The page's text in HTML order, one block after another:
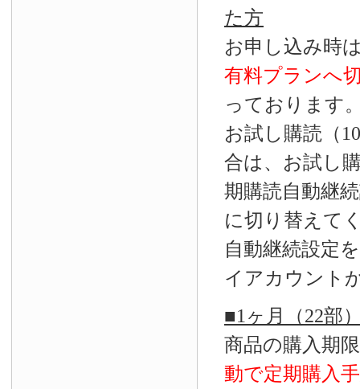
た方
お申し込み時
有料プランへ
っております
お試し購読（
合は、お試し
期購読自動継
に切り替えて
自動継続設定
イアカウント
■1ヶ月（22部
商品の購入期
動で定期購入